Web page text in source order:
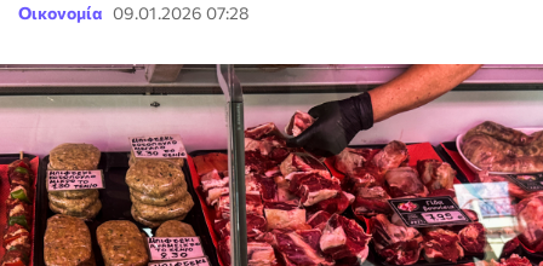
Οικονομία 09.01.2026 07:28